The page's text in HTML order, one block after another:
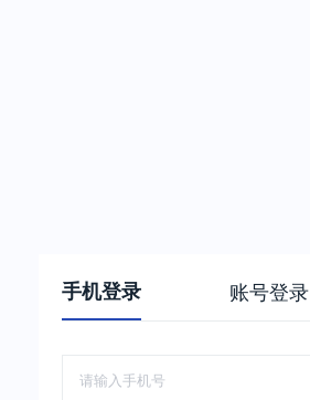
手机登录 账号登录